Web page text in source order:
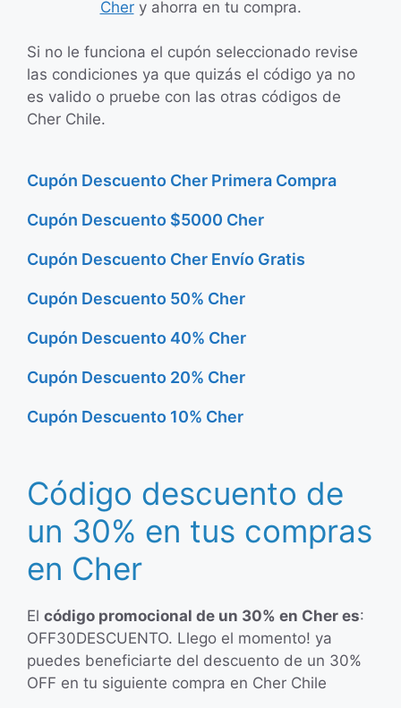
Chery ahorra en tu compra.
Si no le funciona el cupón seleccionado revise
las condiciones ya que quizás el código ya no
es valido o pruebe con las otras códigos de
Cher Chile.
Cupón Descuento Cher Primera Compra
Cupón Descuento $5000 Cher
Cupón Descuento Cher Envío Gratis
Cupón Descuento 50% Cher
Cupón Descuento 40% Cher
Cupón Descuento 20% Cher
Cupón Descuento 10% Cher
Código descuento de
un 30% en tus compras
en Cher
El código promocional de un 30% en Cher es:
OFF30DESCUENTO. Llego el momento! ya
puedes beneficiarte del descuento de un 30%
OFF en tu siguiente compra en Cher Chile